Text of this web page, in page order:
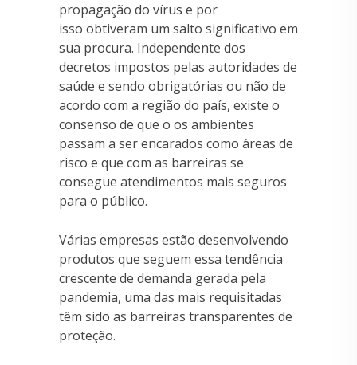
propagação do vírus e por
isso obtiveram um salto significativo em
sua procura. Independente dos
decretos impostos pelas autoridades de
saúde e sendo obrigatórias ou não de
acordo com a região do país, existe o
consenso de que o os ambientes
passam a ser encarados como áreas de
risco e que com as barreiras se
consegue atendimentos mais seguros
para o público.
Várias empresas estão desenvolvendo
produtos que seguem essa tendência
crescente de demanda gerada pela
pandemia, uma das mais requisitadas
têm sido as barreiras transparentes de
proteção.